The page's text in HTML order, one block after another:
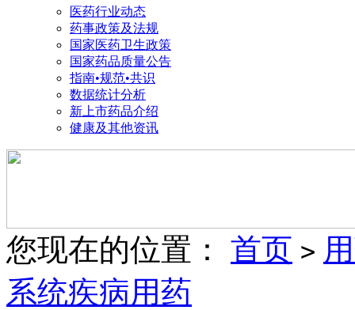
医药行业动态
药事政策及法规
国家医药卫生政策
国家药品质量公告
指南•规范•共识
数据统计分析
新上市药品介绍
健康及其他资讯
您现在的位置： 首页 >
系统疾病用药